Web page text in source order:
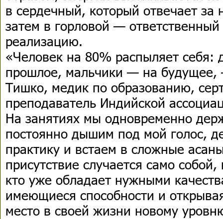
в сердечный, который отвечает за
затем в горловой —
реализацию.
«Человек на 80% распыляет себя:
прошлое, мальчики — на будущее,
Тишко, медик по образованию,
преподаватель Индийской
На занятиях мы одновременно
постоянно дышим под мой голос,
практику и встаем в сложные
присутствие случается само
кто уже обладает нужными
имеющиеся способности и
место в своей жизни новому